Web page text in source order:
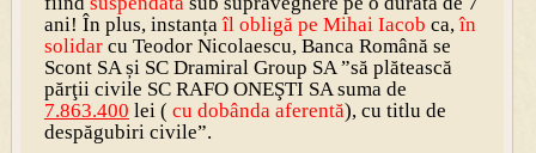
ani! În plus, instanțaîl obligă pe Mihai Iacob ca,în
solidarcu Teodor Nicolaescu, Banca Română se
Scont SA și SC Dramiral Group SA ”să plătească
părţii civile SC RAFO ONEŞTI SA suma de
7.863.400 lei ( cu dobânda aferentă), cu titlu de
despăgubiri civile”.